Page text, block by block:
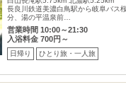
長良川鉄道美濃白鳥駅から岐阜バス
分、湯の平温泉前…
営業時間 10:00～21:30
入浴料金 700円～
日帰り ひとり旅・一人旅